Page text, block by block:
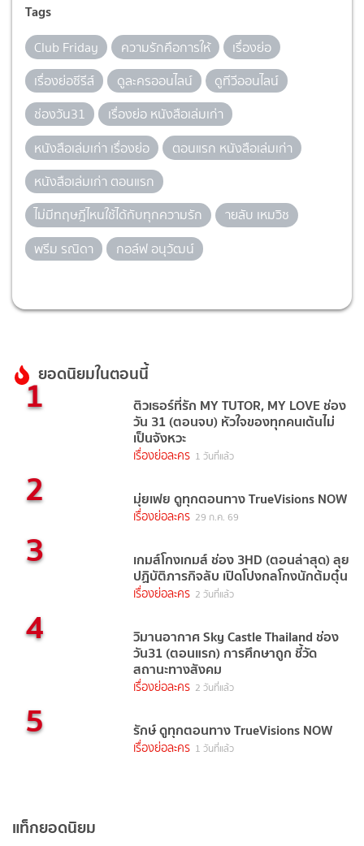
Tags
Club Friday ความรักคือการให้
เรื่องย่อ
เรื่องย่อซีรีส์
ดูละครออนไลน์
ดูทีวีออนไลน์
ช่องวัน31
เรื่องย่อ หนังสือเล่มเก่า
หนังสือเล่มเก่า เรื่องย่อ
ตอนแรก หนังสือเล่มเก่า
หนังสือเล่มเก่า ตอนแรก
ไม่มีทฤษฎีไหนใช้ได้กับทุกความรัก
ายลับ เหมวิช
พรีม รณิดา
กอล์ฟ อนุวัฒน์
ยอดนิยมในตอนนี้
1 ติวเธอร์ที่รัก MY TUTOR, MY LOVE ช่อง
วัน 31 (ตอนจบ) หัวใจของทุกคนเต้นไม่
เป็นจังหวะ
เรื่องย่อละคร 1 วันที่แล้ว
2 มุ่ยเฟย ดูทุกตอนทาง TrueVisions NOW
เรื่องย่อละคร 29 ก.ค. 69
3 เกมส์โกงเกมส์ ช่อง 3HD (ตอนล่าสุด) ลุย
ปฏิบัติภารกิจลับ เปิดโปงกลโกงนักต้มตุ๋น
เรื่องย่อละคร 2 วันที่แล้ว
4 วิมานอากาศ Sky Castle Thailand ช่อง
วัน31 (ตอนแรก) การศึกษาถูก ชี้วัด
สถานะทางสังคม
เรื่องย่อละคร 2 วันที่แล้ว
5 รักษ์ ดูทุกตอนทาง TrueVisions NOW
เรื่องย่อละคร 1 วันที่แล้ว
แท็กยอดนิยม